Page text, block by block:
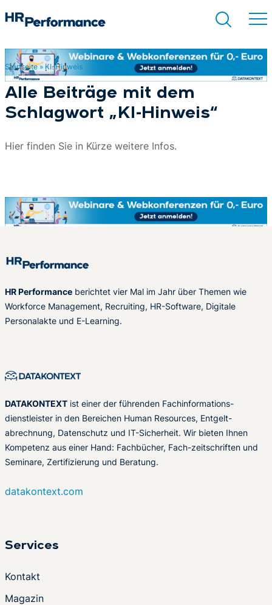
Suchen
Startseite» KI-Hinweis
Alle Beiträge mit dem
Schlagwort „KI-Hinweis“
Hier finden Sie in Kürze weitere Infos.
HR Performance berichtet vier Mal im Jahr über Themen wie
Workforce Management, Recruiting, HR-Software, Digitale
Personalakte und E-Learning.
DATAKONTEXT ist einer der führenden Fachinformations-
dienstleister in den Bereichen Human Resources, Entgelt-
abrechnung, Datenschutz und IT-Sicherheit. Wir bieten Ihnen
Kompetenz aus einer Hand: Fachbücher, Fach-zeitschriften und
Seminare, Zertifizierung und Beratung.
datakontext.com
Services
Kontakt
Magazin